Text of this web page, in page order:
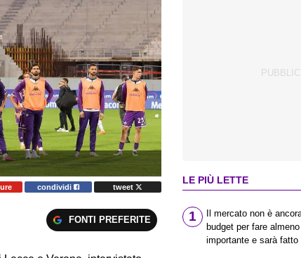
condividi tweet
FONTI PREFERITE
LE PIÙ LETTE
1
Il mercato non è
budget per fare
importante e sarà